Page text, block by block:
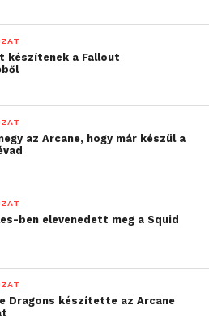
a
készítenek a Fallout
az Arcane, hogy már készül a
ben elevenedett meg a Squid
Dragons készítette az Arcane